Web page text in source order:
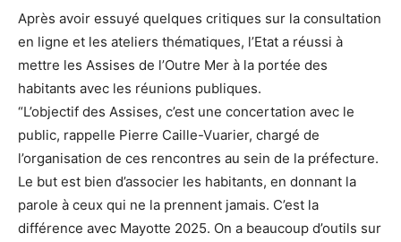
Après avoir essuyé quelques critiques sur la consultation
en ligne et les ateliers thématiques, l’Etat a réussi à
mettre les Assises de l’Outre Mer à la portée des
habitants avec les réunions publiques.
“L’objectif des Assises, c’est une concertation avec le
public, rappelle Pierre Caille-Vuarier, chargé de
l’organisation de ces rencontres au sein de la préfecture.
Le but est bien d’associer les habitants, en donnant la
parole à ceux qui ne la prennent jamais. C’est la
différence avec Mayotte 2025. On a beaucoup d’outils sur